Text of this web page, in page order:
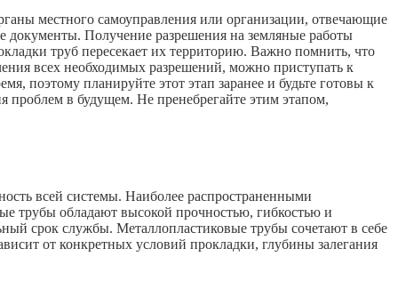
местного самоуправления или организации, отвечающие
документы. Получение разрешения на земляные работы
труб пересекает их территорию. Важно помнить, что
всех необходимых разрешений, можно приступать к
поэтому планируйте этот этап заранее и будьте готовы к
в будущем. Не пренебрегайте этим этапом,
всей системы. Наиболее распространенными
трубы обладают высокой прочностью, гибкостью и
срок службы. Металлопластиковые трубы сочетают в себе
от конкретных условий прокладки, глубины залегания